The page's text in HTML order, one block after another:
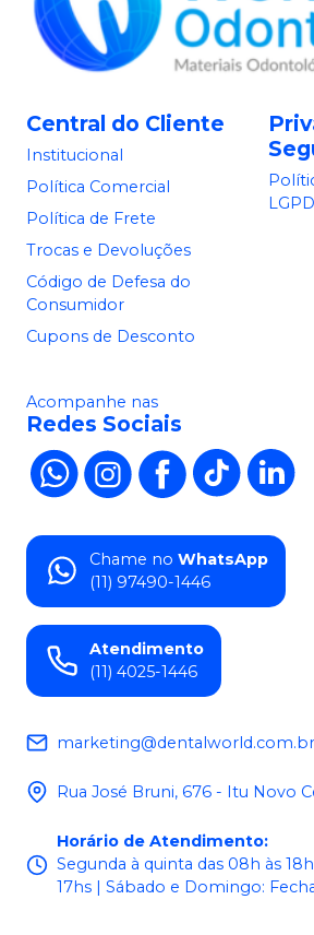
Central do Cliente
Institucional
Política Comercial
Política de Frete
Trocas e Devoluções
Código de Defesa do
Consumidor
Cupons de Desconto
LGPD
Acompanhe nas
Redes Sociais
Chame no WhatsApp
(11) 97490-1446
Atendimento
(11) 4025-1446
marketing@dentalworld.com.br
Rua José Bruni, 676 - Itu Novo
Horário de Atendimento:
Segunda à quinta das 08h às
17hs | Sábado e Domingo: